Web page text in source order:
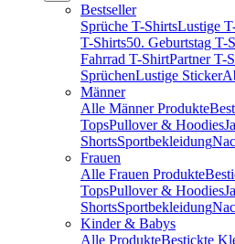
Bestseller
Sprüche T-ShirtsLustige
T-Shirts50. Geburtstag T-
Fahrrad T-ShirtPartner T-
SprüchenLustige Sticker
Männer
Alle Männer Produkte
TopsPullover & Hoodies
ShortsSportbekleidung
Frauen
Alle Frauen Produkte
TopsPullover & Hoodies
ShortsSportbekleidung
Kinder & Babys
Alle ProdukteBestickte